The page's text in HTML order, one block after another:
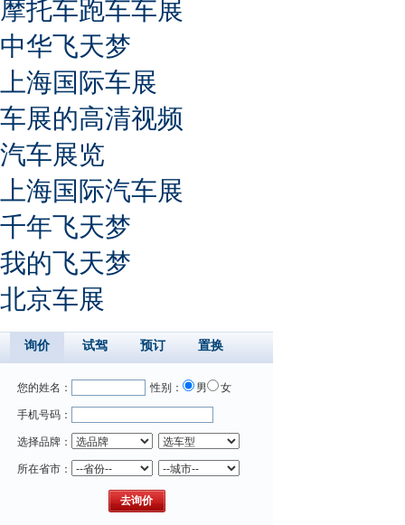
摩托车跑车车展
中华飞天梦
上海国际车展
车展的高清视频
汽车展览
上海国际汽车展
千年飞天梦
我的飞天梦
北京车展
询价 试驾 预订 置换
您的姓名： 性别： 男 女
手机号码：
选择品牌：
所在省市：